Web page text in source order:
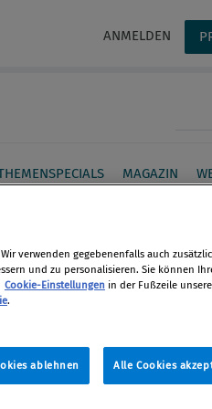
ANMELDEN
MAGAZIN
verwenden gegebenenfalls auch
und zu personalisieren. Sie können
Cookie-Einstellungen in der Fußzeile
.
ablehnen Alle Cookies